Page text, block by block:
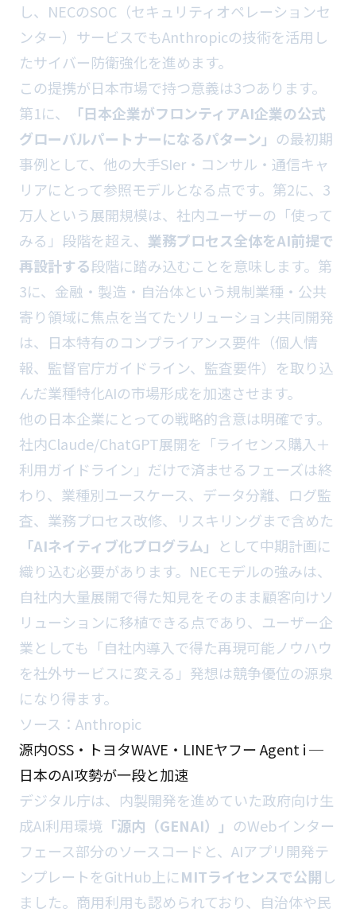
し、NECのSOC（セキュリティオペレーションセ
ンター）サービスでもAnthropicの技術を活用し
たサイバー防衛強化を進めます。
この提携が日本市場で持つ意義は3つあります。
第1に、
「日本企業がフロンティアAI企業の公式
グローバルパートナーになるパターン」 の最初期
事例として、他の大手SIer・コンサル・通信キャ
リアにとって参照モデルとなる点です。第2に、3
万人という展開規模は、社内ユーザーの「使って
みる」段階を超え、 業務プロセス全体をAI前提で
再設計する段階に踏み込むことを意味します。第
3に、金融・製造・自治体という規制業種・公共
寄り領域に焦点を当てたソリューション共同開発
は、日本特有のコンプライアンス要件（個人情
報、監督官庁ガイドライン、監査要件）を取り込
んだ業種特化AIの市場形成を加速させます。
他の日本企業にとっての戦略的含意は明確です。
社内Claude/ChatGPT展開を「ライセンス購入＋
利用ガイドライン」だけで済ませるフェーズは終
わり、業種別ユースケース、データ分離、ログ監
査、業務プロセス改修、リスキリングまで含めた
「AIネイティブ化プログラム」
として中期計画に
織り込む必要があります。NECモデルの強みは、
自社内大量展開で得た知見をそのまま顧客向けソ
リューションに移植できる点であり、ユーザー企
業としても「自社内導入で得た再現可能ノウハウ
を社外サービスに変える」発想は競争優位の源泉
になり得ます。
ソース： Anthropic
源内OSS・トヨタWAVE・LINEヤフー Agent i ─
日本のAI攻勢が一段と加速
デジタル庁は、内製開発を進めていた政府向け生
成AI利用環境 「源内（GENAI）」 のWebインター
フェース部分のソースコードと、AIアプリ開発テ
ンプレートをGitHub上にMITライセンスで公開し
ました。商用利用も認められており、自治体や民